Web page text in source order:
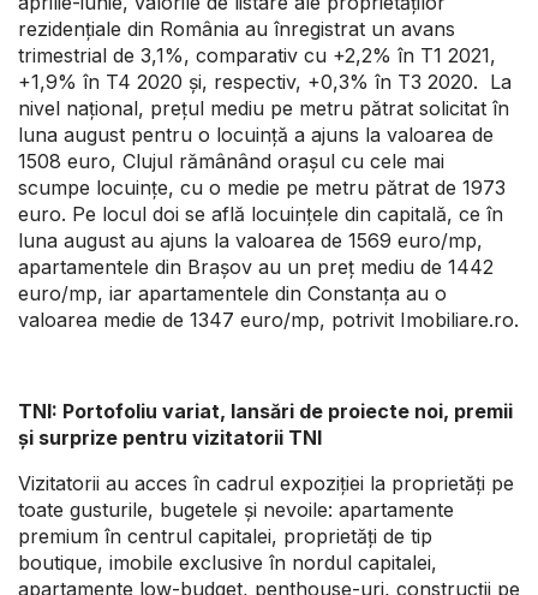
rezidențiale din România au înregistrat un avans
trimestrial de 3,1%, comparativ cu +2,2% în T1 2021,
+1,9% în T4 2020 și, respectiv, +0,3% în T3 2020. La
nivel național, prețul mediu pe metru pătrat solicitat în
luna august pentru o locuință a ajuns la valoarea de
1508 euro, Clujul rămânând orașul cu cele mai
scumpe locuințe, cu o medie pe metru pătrat de 1973
euro. Pe locul doi se află locuințele din capitală, ce în
luna august au ajuns la valoarea de 1569 euro/mp,
apartamentele din Brașov au un preț mediu de 1442
euro/mp, iar apartamentele din Constanța au o
valoarea medie de 1347 euro/mp, potrivit Imobiliare.ro.
TNI: Portofoliu variat, lansări de proiecte noi, premii
și surprize pentru vizitatorii TNI
Vizitatorii au acces în cadrul expoziției la proprietăți pe
toate gusturile, bugetele și nevoile: apartamente
premium în centrul capitalei, proprietăți de tip
boutique, imobile exclusive în nordul capitalei,
apartamente low-budget, penthouse-uri, construcții pe